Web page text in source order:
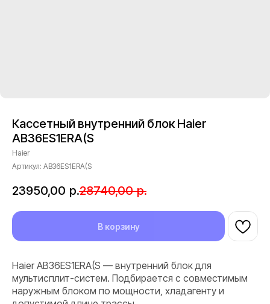
Кассетный внутренний блок Haier
AB36ES1ERA(S
Haier
Артикул: AB36ES1ERA(S
23950,00 р.28740,00 р.
В корзину
Haier AB36ES1ERA(S — внутренний блок для
мультисплит-систем. Подбирается с совместимым
наружным блоком по мощности, хладагенту и